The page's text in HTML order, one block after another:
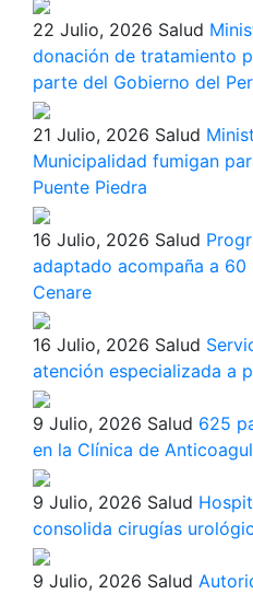
22 Julio, 2026 Salud
donación de tratamiento
parte del Gobierno del
21 Julio, 2026 Salud
Municipalidad fumigan
Puente Piedra
16 Julio, 2026 Salud
adaptado acompaña a 60
Cenare
16 Julio, 2026 Salud
atención especializada a
9 Julio, 2026 Salud 625
en la Clínica de
9 Julio, 2026 Salud
consolida cirugías
9 Julio, 2026 Salud